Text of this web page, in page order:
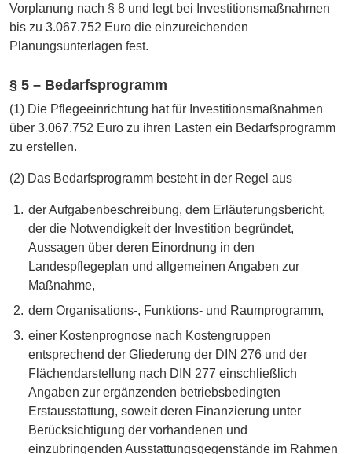
Vorplanung nach § 8 und legt bei Investitionsmaßnahmen
bis zu 3.067.752 Euro die einzureichenden
Planungsunterlagen fest.
§ 5 – Bedarfsprogramm
(1) Die Pflegeeinrichtung hat für Investitionsmaßnahmen
über 3.067.752 Euro zu ihren Lasten ein Bedarfsprogramm
zu erstellen.
(2) Das Bedarfsprogramm besteht in der Regel aus
der Aufgabenbeschreibung, dem Erläuterungsbericht,
der die Notwendigkeit der Investition begründet,
Aussagen über deren Einordnung in den
Landespflegeplan und allgemeinen Angaben zur
Maßnahme,
dem Organisations-, Funktions- und Raumprogramm,
einer Kostenprognose nach Kostengruppen
entsprechend der Gliederung der DIN 276 und der
Flächendarstellung nach DIN 277 einschließlich
Angaben zur ergänzenden betriebsbedingten
Erstausstattung, soweit deren Finanzierung unter
Berücksichtigung der vorhandenen und
einzubringenden Ausstattungsgegenstände im Rahmen